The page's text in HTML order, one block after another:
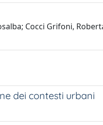
Cocci Grifoni,
dei contesti urbani